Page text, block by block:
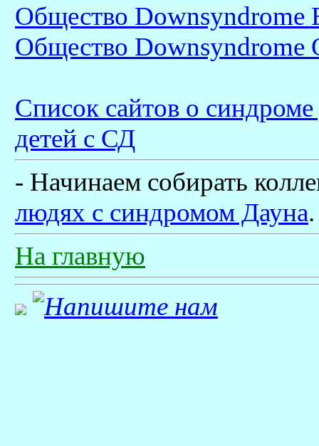
Общество Downsyndrome
Общество Downsyndrome
Список сайтов о
детей с СД
- Начинаем собирать
людях с синдромом Дауна.
На главную